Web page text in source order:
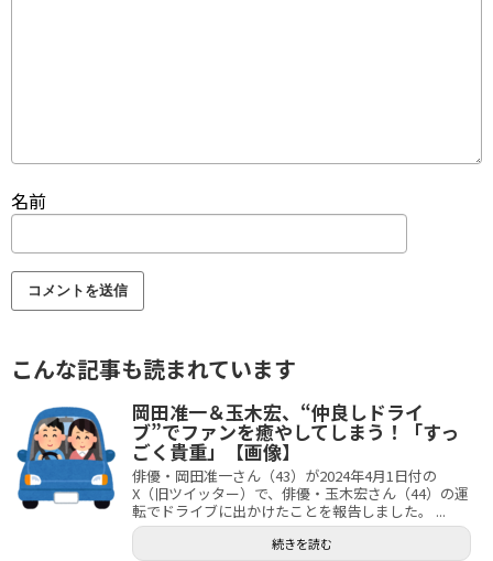
名前
こんな記事も読まれています
岡田准一＆玉木宏、“仲良しドライ
ブ”でファンを癒やしてしまう！「すっ
ごく貴重」【画像】
俳優・岡田准一さん（43）が2024年4月1日付の
X（旧ツイッター）で、俳優・玉木宏さん（44）の運
転でドライブに出かけたことを報告しました。 ...
続きを読む